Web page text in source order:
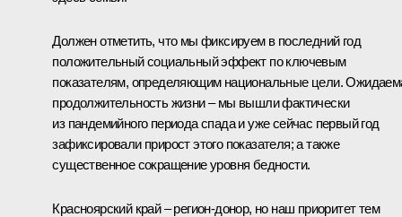
Должен отметить, что мы фиксируем в последний год
положительный социальный эффект по ключевым
показателям, определяющим национальные цели.
продолжительность жизни – мы вышли фактически
из пандемийного периода спада и уже сейчас первый год
зафиксировали прирост этого показателя; а также
существенное сокращение уровня бедности.
Красноярский край – регион-донор, но наш приоритет тем